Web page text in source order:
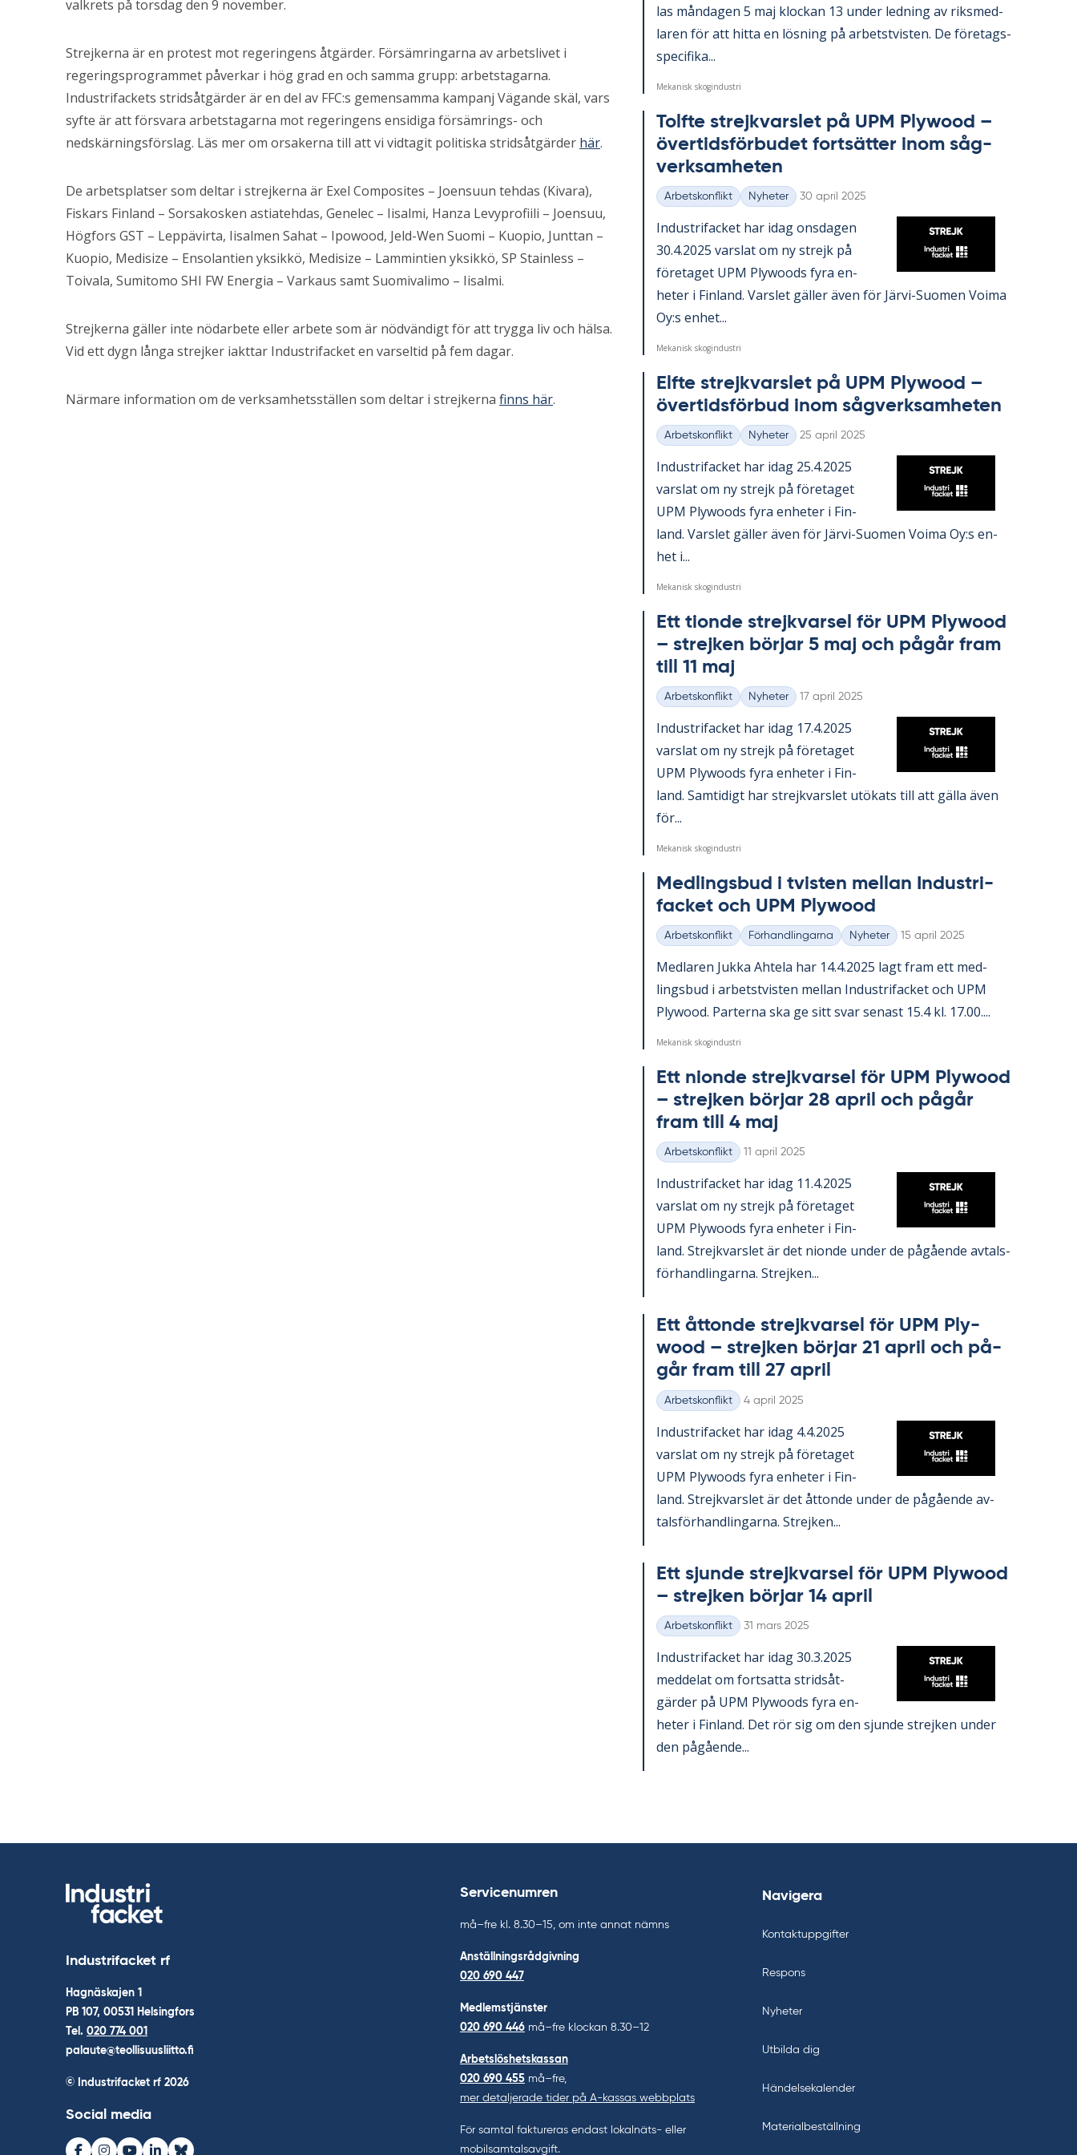
valkrets på torsdag den 9 november.
Strejkerna är en protest mot regeringens åtgärder. Försämringarna av arbetslivet i
regeringsprogrammet påverkar i hög grad en och samma grupp: arbetstagarna.
Industrifackets stridsåtgärder är en del av FFC:s gemensamma kampanj Vägande skäl, vars
syfte är att försvara arbetstagarna mot regeringens ensidiga försämrings- och
nedskärningsförslag. Läs mer om orsakerna till att vi vidtagit politiska stridsåtgärder här.
De arbetsplatser som deltar i strejkerna är Exel Composites – Joensuun tehdas (Kivara),
Fiskars Finland – Sorsakosken astiatehdas, Genelec – Iisalmi, Hanza Levyprofiili – Joensuu,
Högfors GST – Leppävirta, Iisalmen Sahat – Ipowood, Jeld-Wen Suomi – Kuopio, Junttan –
Kuopio, Medisize – Ensolantien yksikkö, Medisize – Lammintien yksikkö, SP Stainless –
Toivala, Sumitomo SHI FW Energia – Varkaus samt Suomivalimo – Iisalmi.
Strejkerna gäller inte nödarbete eller arbete som är nödvändigt för att trygga liv och hälsa.
Vid ett dygn långa strejker iakttar Industrifacket en varseltid på fem dagar.
Närmare information om de verksamhetsställen som deltar i strejkerna finns här.
las mån­da­gen 5 maj kloc­kan 13 un­der led­ning av riks­med­
la­ren för att hit­ta en lös­ning på ar­bets­tvis­ten. De fö­re­tags­
spe­ci­fi­ka...
Mekanisk skogindustri
Tolfte strejk­vars­let på UPM Ply­wood –
över­tids­för­bu­det fort­sät­ter inom såg­
verk­sam­he­ten
Kategorier
Arbetskonflikt Nyheter Skriven
30 april 2025
In­du­stri­fac­ket har idag ons­da­gen
30.4.2025 vars­lat om ny strejk på
fö­re­ta­get UPM Ply­woods fyra en­
he­ter i Fin­land. Vars­let gäl­ler även för Jär­vi-Su­o­men Vo­ima
Oy:s en­het...
Mekanisk skogindustri
Elfte strejk­vars­let på UPM Ply­wood –
över­tids­för­bud inom såg­verk­sam­he­ten
Kategorier
Arbetskonflikt Nyheter Skriven
25 april 2025
In­du­stri­fac­ket har idag 25.4.2025
vars­lat om ny strejk på fö­re­ta­get
UPM Ply­woods fyra en­he­ter i Fin­
land. Vars­let gäl­ler även för Jär­vi-Su­o­men Vo­ima Oy:s en­
het i...
Mekanisk skogindustri
Ett ti­onde strejk­var­sel för UPM Ply­wood
– strej­ken bör­jar 5 maj och på­går fram
till 11 maj
Kategorier
Arbetskonflikt Nyheter Skriven
17 april 2025
In­du­stri­fac­ket har idag 17.4.2025
vars­lat om ny strejk på fö­re­ta­get
UPM Ply­woods fyra en­he­ter i Fin­
land. Sam­ti­di­gt har strejk­vars­let ut­ö­ka­ts till att gäl­la även
för...
Mekanisk skogindustri
Med­lings­bud i tvis­ten mel­lan In­du­stri­
fac­ket och UPM Ply­wood
Kategorier
Arbetskonflikt Förhandlingarna Nyheter Skriven
15 april 2025
Med­la­ren Juk­ka Ah­te­la har 14.4.2025 lagt fram ett med­
lings­bud i ar­bets­tvis­ten mel­lan In­du­stri­fac­ket och UPM
Ply­wood. Par­ter­na ska ge sitt svar se­nast 15.4 kl. 17.00....
Mekanisk skogindustri
Ett ni­onde strejk­var­sel för UPM Ply­wood
– strej­ken bör­jar 28 april och på­går
fram till 4 maj
Kategorier
Arbetskonflikt Skriven
11 april 2025
In­du­stri­fac­ket har idag 11.4.2025
vars­lat om ny strejk på fö­re­ta­get
UPM Ply­woods fyra en­he­ter i Fin­
land. Strejk­vars­let är det ni­onde un­der de på­gåen­de av­tals­
för­hand­ling­ar­na. Strej­ken...
Ett åt­ton­de strejk­var­sel för UPM Ply­
wood – strej­ken bör­jar 21 april och på­
går fram till 27 april
Kategorier
Arbetskonflikt Skriven
4 april 2025
In­du­stri­fac­ket har idag 4.4.2025
vars­lat om ny strejk på fö­re­ta­get
UPM Ply­woods fyra en­he­ter i Fin­
land. Strejk­vars­let är det åt­ton­de un­der de på­gåen­de av­
tals­för­hand­ling­ar­na. Strej­ken...
Ett sjun­de strejk­var­sel för UPM Ply­wood
– strej­ken bör­jar 14 april
Kategorier
Arbetskonflikt Skriven
31 mars 2025
In­du­stri­fac­ket har idag 30.3.2025
med­de­lat om fort­sat­ta strids­åt­
gär­der på UPM Ply­woods fyra en­
he­ter i Fin­land. Det rör sig om den sjun­de strej­ken un­der
den på­gåen­de...
Industrifacket rf
Hagnäskajen 1
PB 107, 00531 Helsingfors
Tel. 020 774 001
palaute@teollisuusliitto.fi
© Industrifacket rf 2026
Social media
Servicenumren
må–fre kl. 8.30–15, om inte annat nämns
Anställningsrådgivning
020 690 447
Medlemstjänster
020 690 446 må–fre klockan 8.30–12
Arbetslöshetskassan
020 690 455 må–fre,
mer detaljerade tider på A-kassas webbplats
För samtal faktureras endast lokalnäts- eller
mobilsamtalsavgift.
Navigera
Kontaktuppgifter
Respons
Nyheter
Utbilda dig
Händelsekalender
Materialbeställning